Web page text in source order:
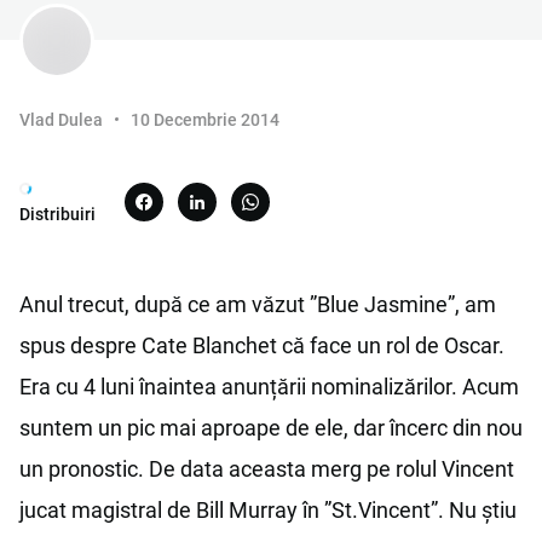
Vlad Dulea 10 Decembrie 2014
Distribuiri
Anul trecut, după ce am văzut ”Blue Jasmine”, am
spus despre Cate Blanchet că face un rol de Oscar.
Era cu 4 luni înaintea anunțării nominalizărilor. Acum
suntem un pic mai aproape de ele, dar încerc din nou
un pronostic. De data aceasta merg pe rolul Vincent
jucat magistral de Bill Murray în ”St.Vincent”. Nu știu